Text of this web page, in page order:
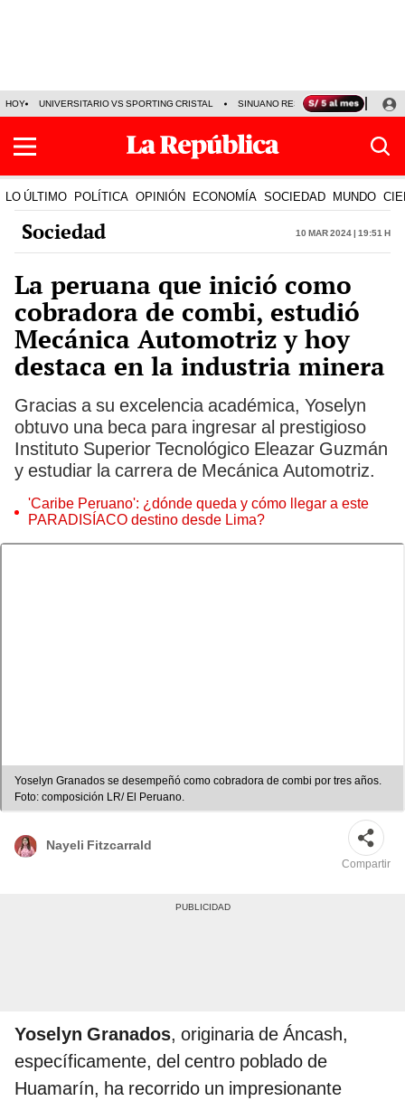
HOY UNIVERSITARIO VS SPORTING CRISTAL SINUANO RESULTADOS HOY
LO ÚLTIMO POLÍTICA OPINIÓN ECONOMÍA SOCIEDAD MUNDO
Sociedad 10 Mar 2024 | 19:51 h
La peruana que inició como
cobradora de combi, estudió
Mecánica Automotriz y hoy
destaca en la industria minera
Gracias a su excelencia académica, Yoselyn
obtuvo una beca para ingresar al prestigioso
Instituto Superior Tecnológico Eleazar Guzmán
y estudiar la carrera de Mecánica Automotriz.
'Caribe Peruano': ¿dónde queda y cómo llegar a este
PARADISÍACO destino desde Lima?
Yoselyn Granados se desempeñó como cobradora de combi por tres años.
Foto: composición LR/ El Peruano.
Nayeli Fitzcarrald
Compartir
Yoselyn Granados, originaria de Áncash,
específicamente, del centro poblado de
Huamarín, ha recorrido un impresionante